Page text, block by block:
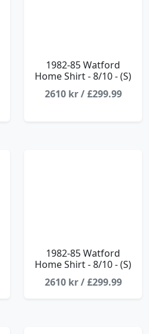
1982-85 Watford
Home Shirt - 8/10 - (S)
2610 kr / £299.99
1982-85 Watford
Home Shirt - 8/10 - (S)
2610 kr / £299.99